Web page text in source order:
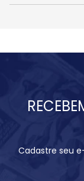
Cadastre seu